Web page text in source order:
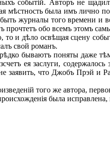
событій. Авторъ не
мѣстность была имъ лично
журналы того времени
обо всемъ этомъ
то и дѣло освѣщая сцену
свой романъ.
бываютъ поняты даже
ея заслуги,
заявить, что Джобъ Прэй
того же автора,
была